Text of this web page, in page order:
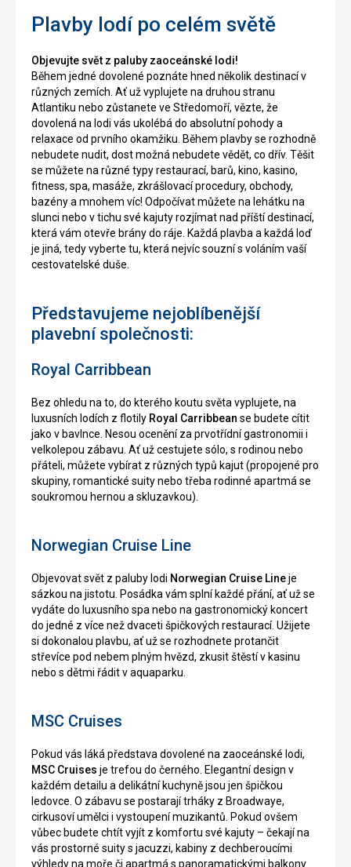
Plavby lodí po celém světě
Objevujte svět z paluby zaoceánské lodi!
Během jedné dovolené poznáte hned několik destinací v
různých zemích. Ať už vyplujete na druhou stranu
Atlantiku nebo zůstanete ve Středomoří, vězte, že
dovolená na lodi vás ukolébá do absolutní pohody a
relaxace od prvního okamžiku. Během plavby se rozhodně
nebudete nudit, dost možná nebudete vědět, co dřív. Těšit
se můžete na různé typy restaurací, barů, kino, kasino,
fitness, spa, masáže, zkrášlovací procedury, obchody,
bazény a mnohem víc! Odpočívat můžete na lehátku na
slunci nebo v tichu své kajuty rozjímat nad příští destinací,
která vám otevře brány do ráje. Každá plavba a každá loď
je jiná, tedy vyberte tu, která nejvíc souzní s voláním vaší
cestovatelské duše.
Představujeme nejoblíbenější
plavební společnosti:
Royal Carribbean
Bez ohledu na to, do kterého koutu světa vyplujete, na
luxusních lodích z flotily Royal Carribbean se budete cítit
jako v bavlnce. Nesou ocenění za prvotřídní gastronomii i
velkolepou zábavu. Ať už cestujete sólo, s rodinou nebo
přáteli, můžete vybírat z různých typů kajut (propojené pro
skupiny, romantické suity nebo třeba rodinné apartmá se
soukromou hernou a skluzavkou).
Norwegian Cruise Line
Objevovat svět z paluby lodi Norwegian Cruise Lineje
sázkou na jistotu. Posádka vám splní každé přání, ať už se
vydáte do luxusního spa nebo na gastronomický koncert
do jedné z více než dvaceti špičkových restaurací. Užijete
si dokonalou plavbu, ať už se rozhodnete protančit
střevíce pod nebem plným hvězd, zkusit štěstí v kasinu
nebo s dětmi řádit v aquaparku.
MSC Cruises
Pokud vás láká představa dovolené na zaoceánské lodi,
MSC Cruises je trefou do černého. Elegantní design v
každém detailu a delikátní kuchyně jsou jen špičkou
ledovce. O zábavu se postarají trháky z Broadwaye,
cirkusoví umělci i vystoupení muzikantů. Pokud ovšem
vůbec budete chtít vyjít z komfortu své kajuty – čekají na
vás prostorné suity s jacuzzi, kabiny z dechberoucími
výhledy na moře či apartmá s panoramatickými balkony.